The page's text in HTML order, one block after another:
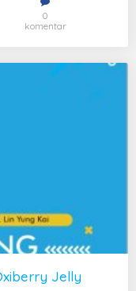
0
komentar
Jelly